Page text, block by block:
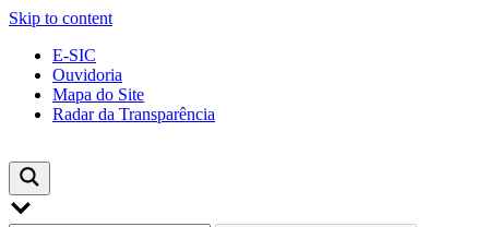
Skip to content
E-SIC
Ouvidoria
Mapa do Site
Radar da Transparência